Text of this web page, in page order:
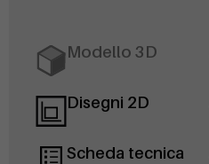
Modello 3D
Disegni 2D
Scheda tecnica